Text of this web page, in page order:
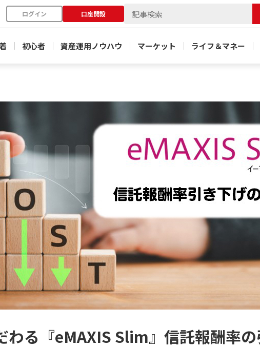
ログイン 口座開設
初心者 資産運用ノウハウ マーケット ライフ＆マネー
わる『eMAXIS Slim』信託報酬率